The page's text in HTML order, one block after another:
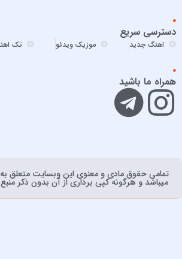
امیر تتلو
امیر جعفرنیا
امیر عباس
امیر عباس گلاب
امیرحسین افتخاری
امیرعلی حمیدی
دسترسی سریع
اهنگ جدید موزیک ویدئو تک
همراه ما باشید
تمامی حقوق مادی و معنوی اين وبسايت متعلق
ميباشد و هرگونه کپی برداری از آن بدون ذکر